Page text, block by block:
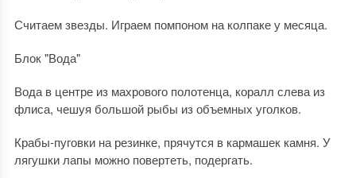
Считаем звезды. Играем помпоном на колпаке у месяца.
Блок "Вода"
Вода в центре из махрового полотенца, коралл слева из
флиса, чешуя большой рыбы из объемных уголков.
Крабы-пуговки на резинке, прячутся в кармашек камня. У
лягушки лапы можно повертеть, подергать.